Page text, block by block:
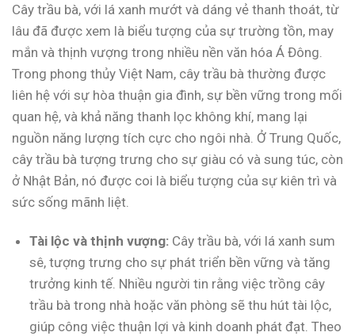
Cây trầu bà, với lá xanh mướt và dáng vẻ thanh thoát, từ
lâu đã được xem là biểu tượng của sự trường tồn, may
mắn và thịnh vượng trong nhiều nền văn hóa Á Đông.
Trong phong thủy Việt Nam, cây trầu bà thường được
liên hệ với sự hòa thuận gia đình, sự bền vững trong mối
quan hệ, và khả năng thanh lọc không khí, mang lại
nguồn năng lượng tích cực cho ngôi nhà. Ở Trung Quốc,
cây trầu bà tượng trưng cho sự giàu có và sung túc, còn
ở Nhật Bản, nó được coi là biểu tượng của sự kiên trì và
sức sống mãnh liệt.
Tài lộc và thịnh vượng: Cây trầu bà, với lá xanh sum
sê, tượng trưng cho sự phát triển bền vững và tăng
trưởng kinh tế. Nhiều người tin rằng việc trồng cây
trầu bà trong nhà hoặc văn phòng sẽ thu hút tài lộc,
giúp công việc thuận lợi và kinh doanh phát đạt. Theo